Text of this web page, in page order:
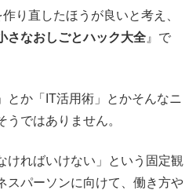
り直したほうが良いと考え、
さなおしごとハック大全 』で
とか「IT活用術」とかそんなニ
うではありません。
ければいけない」という固定観
スパーソンに向けて、働き方や